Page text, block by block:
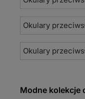
Okulary
Okulary
Modne kolekcje